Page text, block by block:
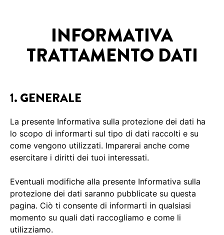
INFORMATIVA
TRATTAMENTO DATI
1. GENERALE
La presente Informativa sulla protezione dei dati ha
lo scopo di informarti sul tipo di dati raccolti e su
come vengono utilizzati. Imparerai anche come
esercitare i diritti dei tuoi interessati.
Eventuali modifiche alla presente Informativa sulla
protezione dei dati saranno pubblicate su questa
pagina. Ciò ti consente di informarti in qualsiasi
momento su quali dati raccogliamo e come li
utilizziamo.